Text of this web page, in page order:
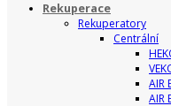
Rekuperace
Rekuperatory
Centrální
AIR
AIR